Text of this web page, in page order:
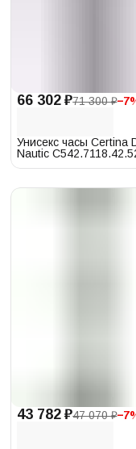
66 302 ₽71 300 ₽−7
Унисекс часы Certina
Nautic
43 782 ₽47 070 ₽−7